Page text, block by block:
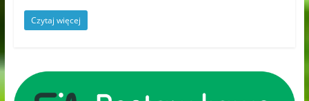
Czytaj więcej